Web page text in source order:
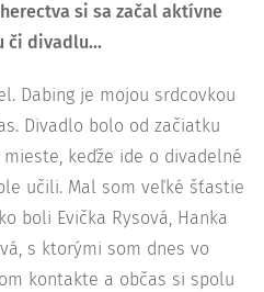
si sa začal aktívne
či divadlu...
Dabing je mojou srdcovkou
Divadlo bolo od začiatku
keďže ide o divadelné
učili. Mal som veľké šťastie
boli Evička Rysová, Hanka
s ktorými som dnes vo
kontakte a občas si spolu